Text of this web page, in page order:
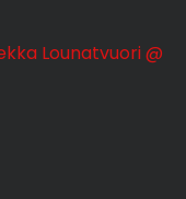
Lounatvuori @